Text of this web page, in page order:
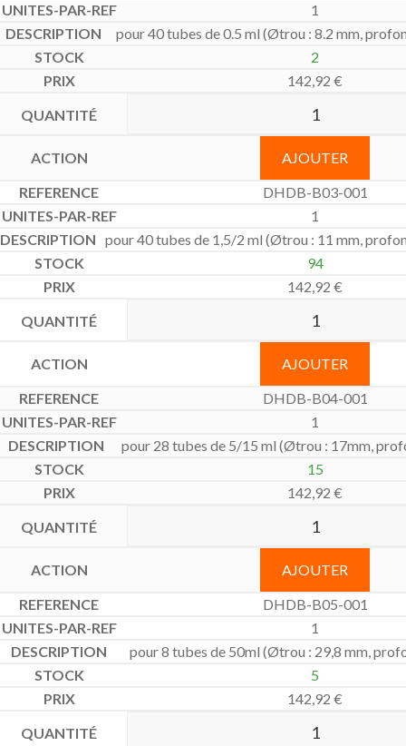
1
pour 40 tubes de 0.5 ml (Øtrou : 8.2 mm,
2
142,92 €
AJOUTER
DHDB-B03-001
1
pour 40 tubes de 1,5/2 ml (Øtrou : 11 mm,
94
142,92 €
AJOUTER
DHDB-B04-001
1
pour 28 tubes de 5/15 ml (Øtrou : 17mm,
15
142,92 €
AJOUTER
DHDB-B05-001
1
pour 8 tubes de 50ml (Øtrou : 29,8 mm,
5
142,92 €